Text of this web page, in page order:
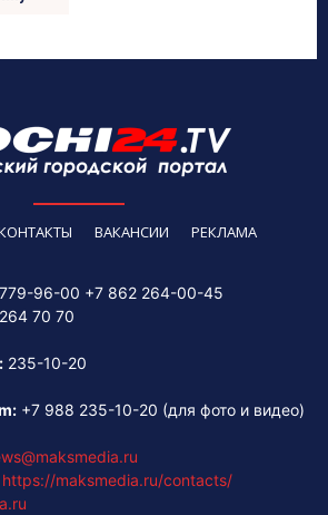
ВАКАНСИИ РЕКЛАМА
96-00 +7 862 264-00-45
264 70 70
235-10-20
+7 988 235-10-20 (для фото и видео)
https://maksmedia.ru/contacts/